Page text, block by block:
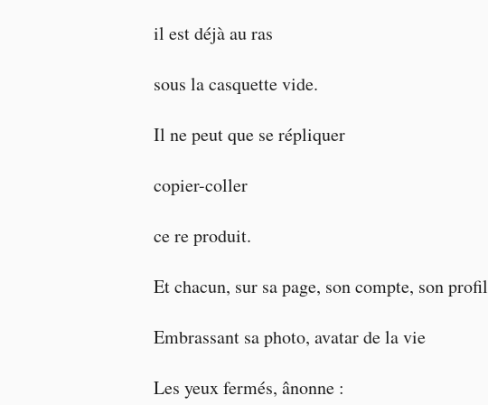
il est déjà au ras
sous la casquette vide.
Il ne peut que se répliquer
copier-coller
ce re produit.
Et chacun, sur sa page, son compte, son profil
Embrassant sa photo, avatar de la vie
Les yeux fermés, ânonne :